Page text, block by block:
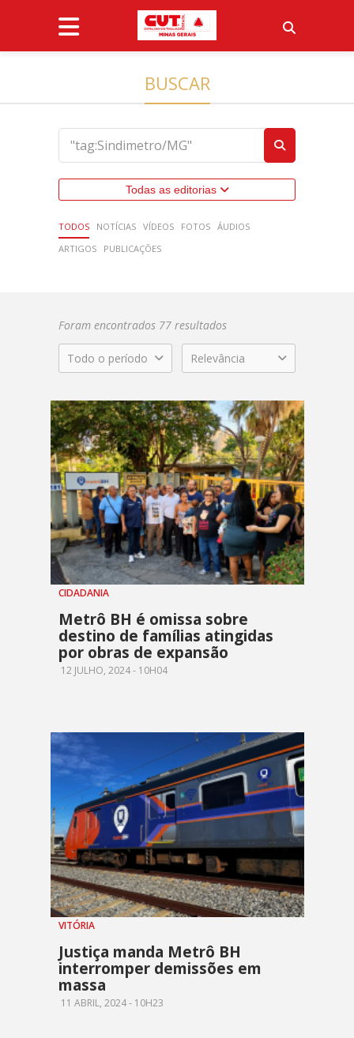
BUSCAR
Todas as editorias
TODOS NOTÍCIAS VÍDEOS FOTOS ÁUDIOS
ARTIGOS
PUBLICAÇÕES
Foram encontrados 77 resultados
Todo o período Relevância
CIDADANIA
Metrô BH é omissa sobre
destino de famílias atingidas
por obras de expansão
12 JULHO, 2024 - 10H04
VITÓRIA
Justiça manda Metrô BH
interromper demissões em
massa
11 ABRIL, 2024 - 10H23